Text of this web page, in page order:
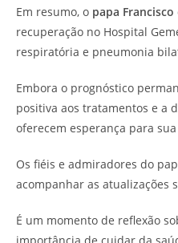
Em resumo, o papa Francisco
recuperação no Hospital
respiratória e pneumonia
Embora o prognóstico
positiva aos tratamentos e a
oferecem esperança para
Os fiéis e admiradores do
acompanhar as atualizações
É um momento de reflexão